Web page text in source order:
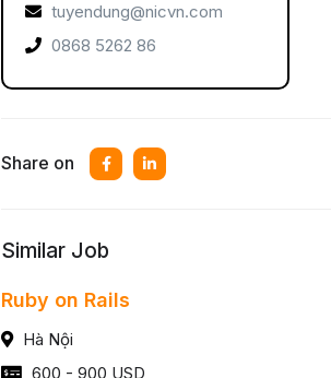
tuyendung@nicvn.com
0868 5262 86
Share on
Similar Job
Ruby on Rails
Hà Nội
600 - 900 USD